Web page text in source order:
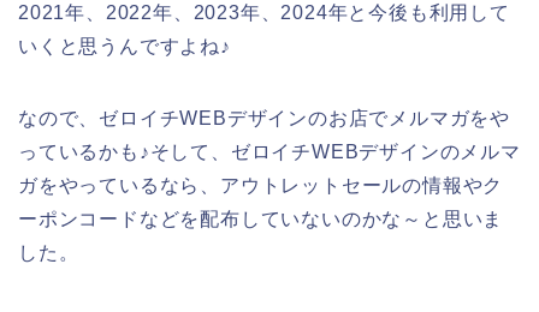
2021年、2022年、2023年、2024年と今後も利用して
いくと思うんですよね♪
なので、ゼロイチWEBデザインのお店でメルマガをや
っているかも♪そして、ゼロイチWEBデザインのメルマ
ガをやっているなら、アウトレットセールの情報やク
ーポンコードなどを配布していないのかな～と思いま
した。